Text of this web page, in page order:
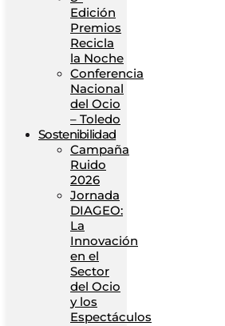
Edición
Premios
Recicla
la Noche
Conferencia
Nacional
del Ocio
– Toledo
Sostenibilidad
Campaña
Ruido
2026
Jornada
DIAGEO:
La
Innovación
en el
Sector
del Ocio
y los
Espectáculos